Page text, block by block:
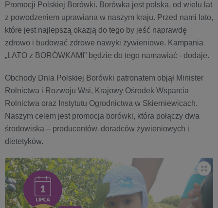
Promocji Polskiej Borówki. Borówka jest polska, od wielu lat
z powodzeniem uprawiana w naszym kraju. Przed nami lato,
które jest najlepszą okazją do tego by jeść naprawdę
zdrowo i budować zdrowe nawyki żywieniowe. Kampania
„LATO z BORÓWKAMI” będzie do tego namawiać - dodaje.
Obchody Dnia Polskiej Borówki patronatem objął Minister
Rolnictwa i Rozwoju Wsi, Krajowy Ośrodek Wsparcia
Rolnictwa oraz Instytutu Ogrodnictwa w Skierniewicach.
Naszym celem jest promocja borówki, która połączy dwa
środowiska – producentów, doradców żywieniowych i
dietetyków.